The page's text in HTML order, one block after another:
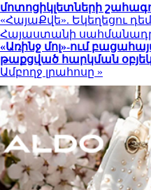
մոտոցիկլետների
«ՀայաՔվե». Եկեղեցու
Հայաստանի
«Առինջ մոլ»-ում
թաքցված հարկման
Ամբողջ լրահոսը »